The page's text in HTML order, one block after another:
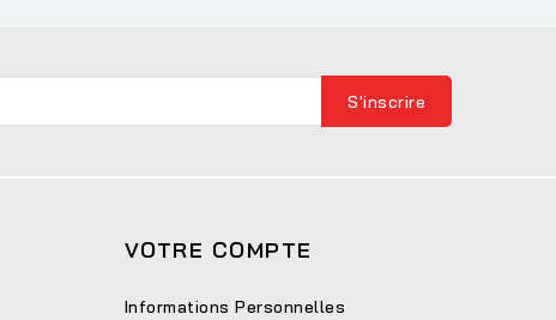
VOTRE COMPTE
Informations Personnelles